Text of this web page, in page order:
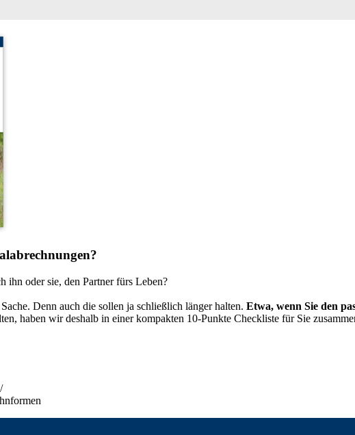
ihn oder sie, den Partner fürs Leben?
Denn auch die sollen ja schließlich länger halten. Etwa, wenn Sie den
haben wir deshalb in einer kompakten 10-Punkte Checkliste für Sie